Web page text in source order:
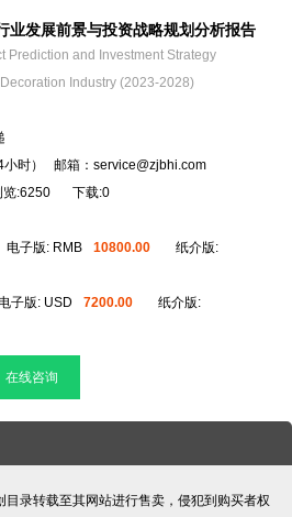
业发展前景与投资战略规划分析报告
Prediction and Investment Strategy
Industry (2023-2028)
时） 邮箱：service@zjbhi.com
览:6250
下载:0
电子版: RMB 10800.00
纸介版:
子版: USD 7200.00
纸介版:
在线咨询
录转载至其网站进行售卖，侵犯到购买者权